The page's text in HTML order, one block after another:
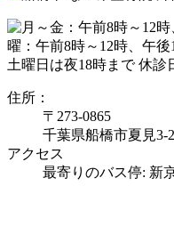
土曜日は夜18時まで 休診
住所：
〒273-0865
千葉県船橋市夏見3-
アクセス
最寄りのバス停: 新